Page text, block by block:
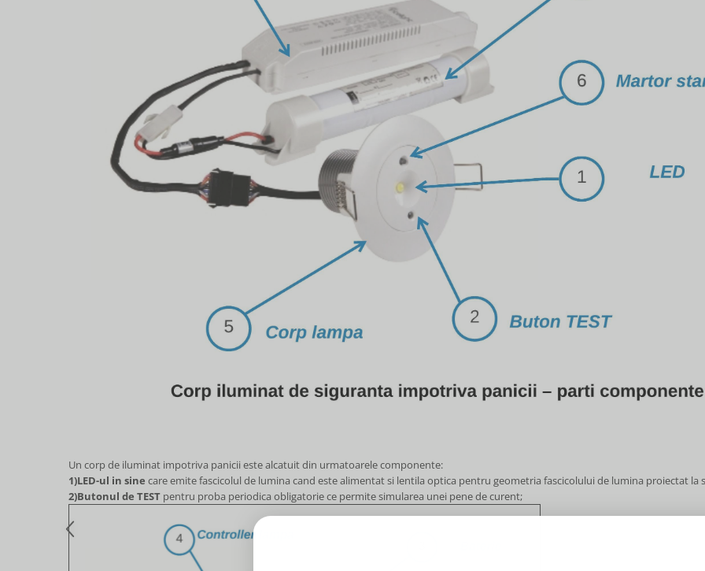
Un corp de iluminat impotriva panicii este alcatuit din urmatoarele componente:
1)LED-ul in sine care emite fascicolul de lumina cand este alimentat si lentila optica pentru geometria fascicolului de lumina proiectat la
2)Butonul de TEST pentru proba periodica obligatorie ce permite simularea unei pene de curent;